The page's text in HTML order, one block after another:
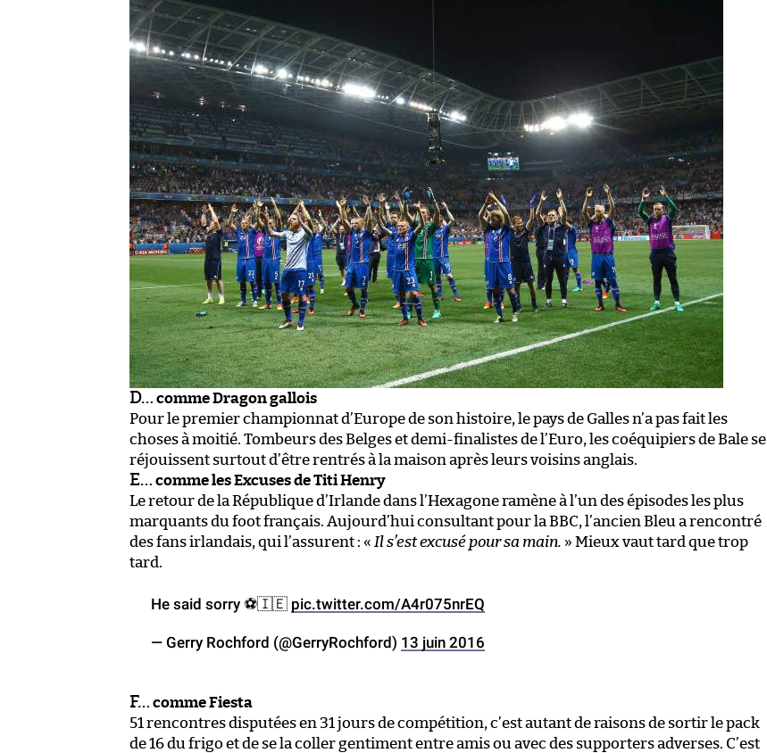
D… comme Dragon gallois
Pour le premier championnat d’Europe de son histoire, le pays de Galles n’a pas fait les
choses à moitié. Tombeurs des Belges et demi-finalistes de l’Euro, les coéquipiers de Bale se
réjouissent surtout d’être rentrés à la maison après leurs voisins anglais.
E… comme les Excuses de Titi Henry
Le retour de la République d’Irlande dans l’Hexagone ramène à l’un des épisodes les plus
marquants du foot français. Aujourd’hui consultant pour la BBC, l’ancien Bleu a rencontré
des fans irlandais, qui l’assurent : « Il s’est excusé pour sa main. » Mieux vaut tard que trop
tard.
He said sorry ⚽️🇮🇪 pic.twitter.com/A4r075nrEQ
— Gerry Rochford (@GerryRochford) 13 juin 2016
F… comme ​Fiesta
51 rencontres disputées en 31 jours de compétition, c’est autant de raisons de sortir le pack
de 16 du frigo et de se la coller gentiment entre amis ou avec des supporters adverses. C’est